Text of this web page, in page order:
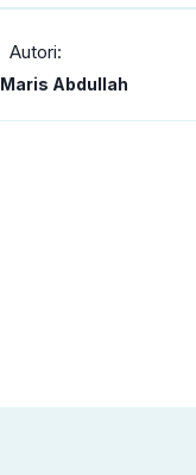
Autori:
Abdullah